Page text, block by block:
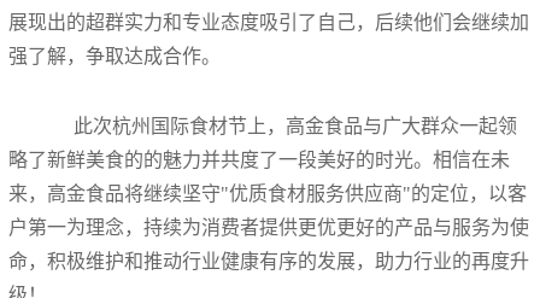
展现出的超群实力和专业态度吸引了自己，后续他们会继续加
强了解，争取达成合作。
此次杭州国际食材节上，高金食品与广大群众一起领
略了新鲜美食的的魅力并共度了一段美好的时光。相信在未
来，高金食品将继续坚守"优质食材服务供应商"的定位，以客
户第一为理念，持续为消费者提供更优更好的产品与服务为使
命，积极维护和推动行业健康有序的发展，助力行业的再度升